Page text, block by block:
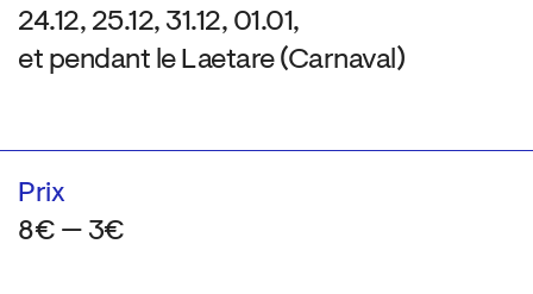
24.12, 25.12, 31.12, 01.01,
et pendant le Laetare (Carnaval)
Prix
8€ — 3€